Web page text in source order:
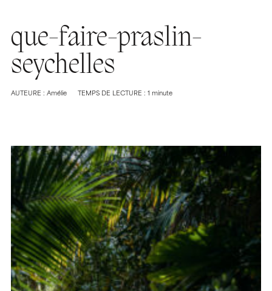
que-faire-praslin-
seychelles
AUTEURE : Amélie TEMPS DE LECTURE : 1 minute